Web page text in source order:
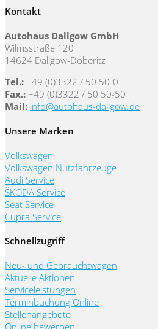
Kontakt
Autohaus Dallgow GmbH
Wilmsstraße 120
14624 Dallgow-Döberitz
Tel.: +49 (0)3322 / 50 50-0
Fax.: +49 (0)3322 / 50 50-50
Mail: info@autohaus-dallgow.de
Unsere Marken
Volkswagen
Volkswagen Nutzfahrzeuge
Audi Service
ŠKODA Service
Seat Service
Cupra Service
Schnellzugriff
Neu- und Gebrauchtwagen
Aktuelle Aktionen
Serviceleistungen
Terminbuchung Online
Stellenangebote